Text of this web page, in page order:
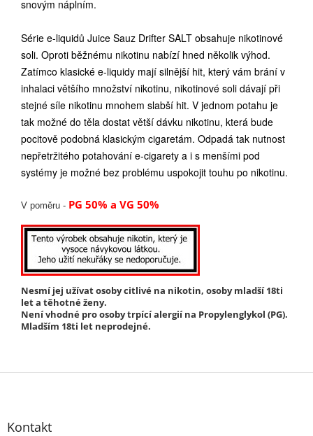
snovým náplním.
Série e-liquidů Juice Sauz Drifter SALT obsahuje nikotinové
soli. Oproti běžnému nikotinu nabízí hned několik výhod.
Zatímco klasické e-liquidy mají silnější hit, který vám brání v
inhalaci většího množství nikotinu, nikotinové soli dávají při
stejné síle nikotinu mnohem slabší hit. V jednom potahu je
tak možné do těla dostat větší dávku nikotinu, která bude
pocitově podobná klasickým cigaretám. Odpadá tak nutnost
nepřetržitého potahování e-cigarety a i s menšími pod
systémy je možné bez problému uspokojit touhu po nikotinu.
V poměru - PG 50% a VG 50%
Nesmí jej užívat osoby citlivé na nikotin, osoby mladší 18ti
let a těhotné ženy.
Není vhodné pro osoby trpící alergií na Propylenglykol (PG).
Mladším 18ti let neprodejné.
Kontakt